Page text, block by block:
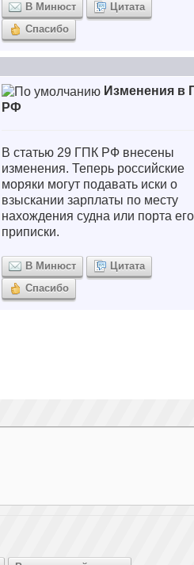
В Минюст
Цитата
Спасибо
Изменения в
РФ
В статью 29 ГПК РФ внесены
изменения. Теперь российские
моряки могут подавать иски о
взыскании зарплаты по месту
нахождения судна или порта его
приписки.
В Минюст
Цитата
Спасибо